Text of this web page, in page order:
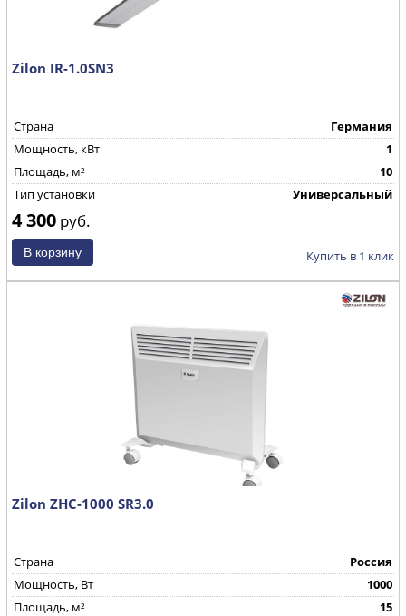
Zilon IR-1.0SN3
Страна
Германия
Мощность, кВт
1
Площадь, м²
10
Тип установки
Универсальный
4 300 руб.
Купить в 1 клик
Zilon ZHC-1000 SR3.0
Страна
Россия
Mощность, Вт
1000
Площадь, м²
15